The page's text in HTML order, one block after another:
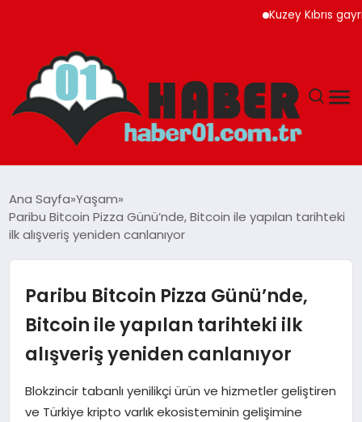
Kuzey Kıbrıs
ADANA
MAGAZIN
EĞITIM
Ana Sayfa Yaşam
Paribu Bitcoin Pizza Günü’nde, Bitcoin ile yapılan tarihteki
ilk alışveriş yeniden canlanıyor
Paribu Bitcoin Pizza Günü’nde,
Bitcoin ile yapılan tarihteki ilk
alışveriş yeniden canlanıyor
Blokzincir tabanlı yenilikçi ürün ve hizmetler geliştiren
ve Türkiye kripto varlık ekosisteminin gelişimine